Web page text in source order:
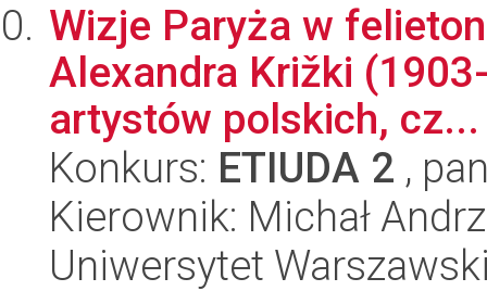
Wizje Paryża w
Alexandra Križki
artystów polskich, cz...
Konkurs: ETIUDA 2 ,
Kierownik: Michał
Uniwersytet